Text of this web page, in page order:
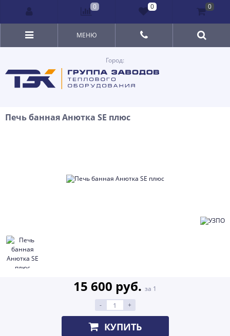
Город:
МЕНЮ
Печь банная Анютка SE плюс
15 600 руб. за 1
-
+
КУПИТЬ
0 0 0